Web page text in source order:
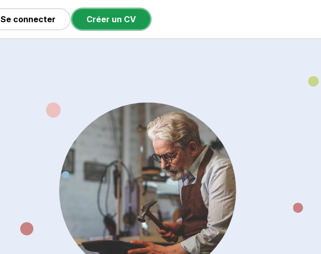
Se connecter Créer un CV